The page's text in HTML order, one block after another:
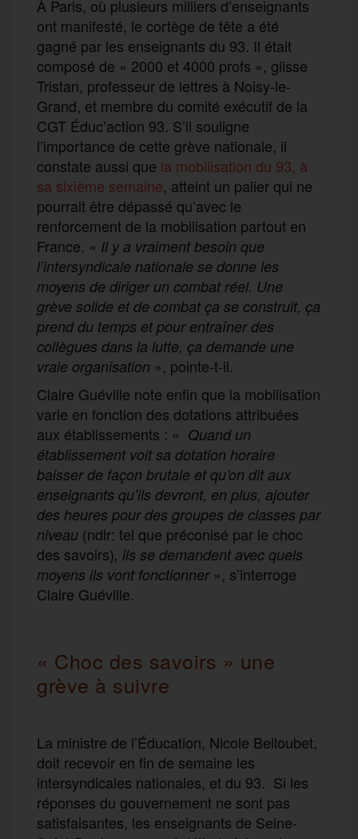
À Paris, où plusieurs milliers d’enseignants
ont manifesté, le cortège de tête a été
gagné par les enseignants du 93. Il était
composé de « 2000 et 4000 profs », glisse
Tristan, professeur de lettres à Noisy-le-
Grand, et membre du comité exécutif de la
CGT Éduc’action 93. S’il souligne
l’importance de cette grève nationale, il
constate aussi que la mobilisation du 93, à
sa sixième semaine, atteint un palier qui ne
pourrait être dépassé qu’avec le
renforcement de la mobilisation partout en
France. « Il y a vraiment besoin que
l’intersyndicale nationale se donne les
moyens de diriger un combat réel. Une
grève solide et de combat ça se construit, ça
prend du temps et pour entraîner des
collègues dans la lutte, ça demande une
vraie organisation », pointe-t-il.
Claire Guéville note enfin que la mobilisation
varie en fonction des dotations attribuées
aux établissements : « Quand un
établissement voit sa dotation horaire
baisser de façon brutale et qu’on dit aux
enseignants qu’ils devront, en plus, ajouter
des heures pour des groupes de classes par
niveau (ndlr: tel que préconisé par le choc
des savoirs), ils se demandent avec quels
moyens ils vont fonctionner», s’interroge
Claire Guéville.
« Choc des savoirs » une
grève à suivre
La ministre de l’Éducation, Nicole Belloubet,
doit recevoir en fin de semaine les
intersyndicales nationales, et du 93. Si les
réponses du gouvernement ne sont pas
satisfaisantes, les enseignants de Seine-